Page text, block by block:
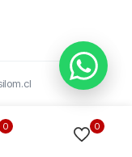
0 0